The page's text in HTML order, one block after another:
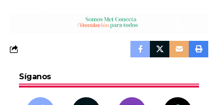
Síganos